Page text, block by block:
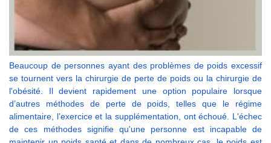
Beaucoup de personnes ayant des problèmes de poids excessif
se tournent vers la chirurgie de perte de poids ou la chirurgie de
l'obésité. Il devient rapidement une option populaire lorsque
d’autres méthodes de perte de poids, telles que le régime
alimentaire, l’exercice et la supplémentation, ont échoué. L'échec
de ces méthodes signifie qu'une personne est incapable de